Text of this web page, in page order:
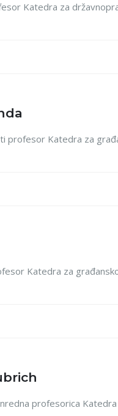
Katedra za
profesor Katedra za
Katedra za
profesorica